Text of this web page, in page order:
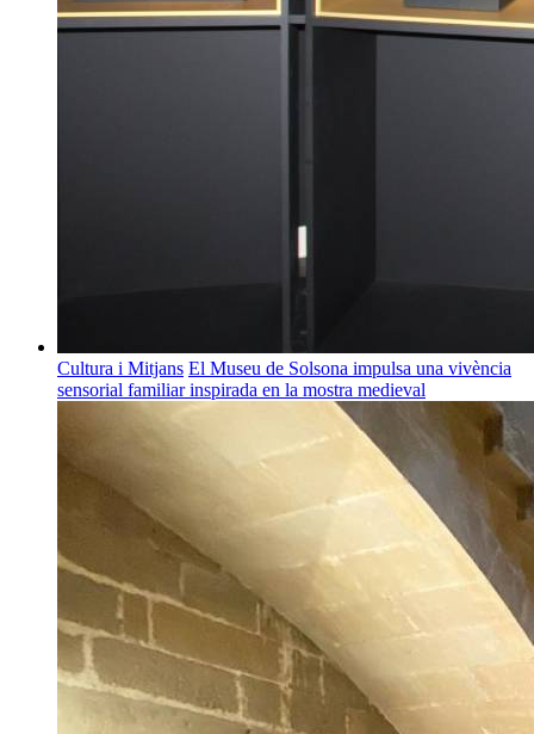
Cultura i Mitjans El Museu de Solsona impulsa una vivència
sensorial familiar inspirada en la mostra medieval